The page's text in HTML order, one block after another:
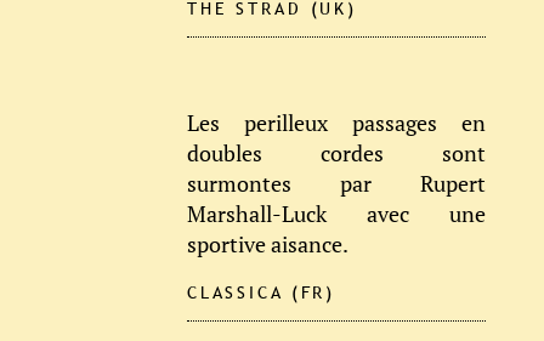
THE STRAD (UK)
Les perilleux passages en
doubles cordes sont
surmontes par Rupert
Marshall-Luck avec une
sportive aisance.
CLASSICA (FR)